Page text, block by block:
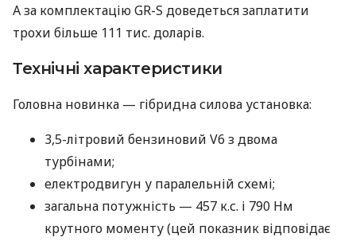
А за комплектацію GR-S доведеться заплатити
трохи більше 111 тис. доларів.
Технічні характеристики
Головна новинка — гібридна силова установка:
3,5-літровий бензиновий V6 з двома
турбінами;
електродвигун у паралельній схемі;
загальна потужність — 457 к.с. і 790 Нм
крутного моменту (цей показник відповідає